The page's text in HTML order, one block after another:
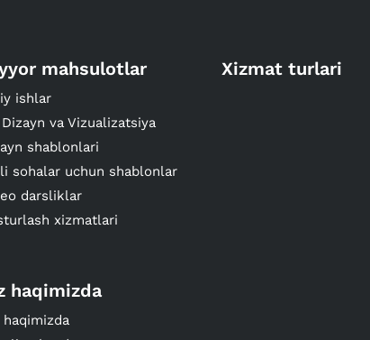
mahsulotlar
ishlar
va Vizualizatsiya
shablonlari
sohalar uchun shablonlar
darsliklar
xizmatlari
Xizmat turlari
haqimizda
haqimizda